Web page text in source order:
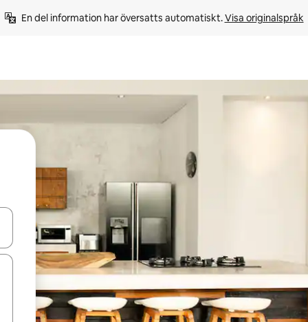
En del information har översatts automatiskt. Visa originalspråk
och nedåtpilarna eller utforska genom att trycka eller svepa.